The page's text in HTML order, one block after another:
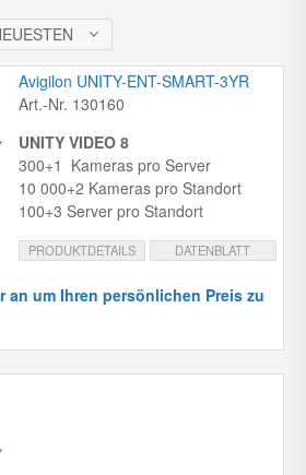
Avigilon UNITY-ENT-SMART-3YR
Art.-Nr. 130160
UNITY VIDEO 8
300+1 Kameras pro Server
10 000+2 Kameras pro Standort
100+3 Server pro Standort
PRODUKTDETAILS DATENBLATT
an um Ihren persönlichen Preis zu